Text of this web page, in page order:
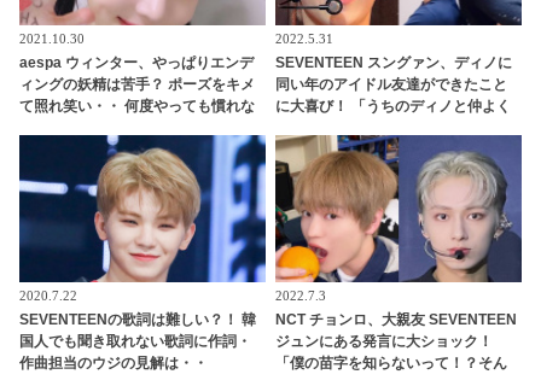
2021.10.30
aespa ウィンター、やっぱりエンデ
ィングの妖精は苦手？ ポーズをキメ
て照れ笑い・・ 何度やっても慣れな
2022.5.31
SEVENTEEN スングァン、ディノに
同い年のアイドル友達ができたこと
に大喜び！ 「うちのディノと仲よく
て動画を再生しまくり！ ディノの友
達とはいったいダレ？
2020.7.22
SEVENTEENの歌詞は難しい？！ 韓
国人でも聞き取れない歌詞に作詞・
作曲担当のウジの見解は・・
2022.7.3
NCT チョンロ、大親友 SEVENTEEN
ジュンにある発言に大ショック！
「僕の苗字を知らないって！？そん